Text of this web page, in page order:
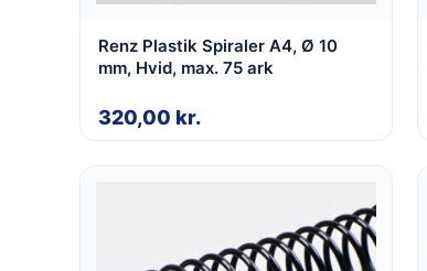
Renz Plastik Spiraler A4, Ø 10
mm, Hvid, max. 75 ark
320,00 kr.